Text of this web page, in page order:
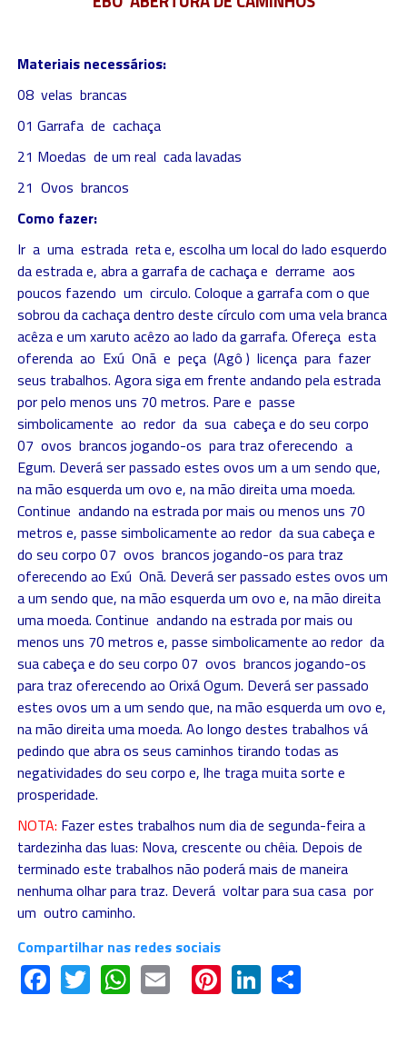
Materiais necessários:
08 velas brancas
01 Garrafa de cachaça
21 Moedas de um real cada lavadas
21 Ovos brancos
Como fazer:
Ir a uma estrada reta e, escolha um local do lado esquerdo
da estrada e, abra a garrafa de cachaça e derrame aos
poucos fazendo um circulo. Coloque a garrafa com o que
sobrou da cachaça dentro deste círculo com uma vela branca
acêza e um xaruto acêzo ao lado da garrafa. Ofereça esta
oferenda ao Exú Onã e peça (Agô ) licença para fazer
seus trabalhos. Agora siga em frente andando pela estrada
por pelo menos uns 70 metros. Pare e passe
simbolicamente ao redor da sua cabeça e do seu corpo
07 ovos brancos jogando-os para traz oferecendo a
Egum. Deverá ser passado estes ovos um a um sendo que,
na mão esquerda um ovo e, na mão direita uma moeda.
Continue andando na estrada por mais ou menos uns 70
metros e, passe simbolicamente ao redor da sua cabeça e
do seu corpo 07 ovos brancos jogando-os para traz
oferecendo ao Exú Onã. Deverá ser passado estes ovos um
a um sendo que, na mão esquerda um ovo e, na mão direita
uma moeda. Continue andando na estrada por mais ou
menos uns 70 metros e, passe simbolicamente ao redor da
sua cabeça e do seu corpo 07 ovos brancos jogando-os
para traz oferecendo ao Orixá Ogum. Deverá ser passado
estes ovos um a um sendo que, na mão esquerda um ovo e,
na mão direita uma moeda. Ao longo destes trabalhos vá
pedindo que abra os seus caminhos tirando todas as
negatividades do seu corpo e, lhe traga muita sorte e
prosperidade.
NOTA: Fazer estes trabalhos num dia de segunda-feira a
tardezinha das luas: Nova, crescente ou chêia. Depois de
terminado este trabalhos não poderá mais de maneira
nenhuma olhar para traz. Deverá voltar para sua casa por
um outro caminho.
Compartilhar nas redes sociais
Facebook
TwitterWhatsApp
EmailPinterest
LinkedIn